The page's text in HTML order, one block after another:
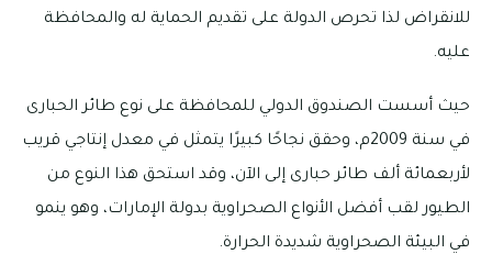
للانقراض لذا تحرص الدولة على تقديم الحماية له والمحافظة
عليه.
حيث أسست الصندوق الدولي للمحافظة على نوع طائر الحبارى
في سنة 2009م، وحقق نجاحًا كبيرًا يتمثل في معدل إنتاجي قريب
لأربعمائة ألف طائر حبارى إلى الآن، وقد استحق هذا النوع من
الطيور لقب أفضل الأنواع الصحراوية بدولة الإمارات، وهو ينمو
في البيئة الصحراوية شديدة الحرارة.